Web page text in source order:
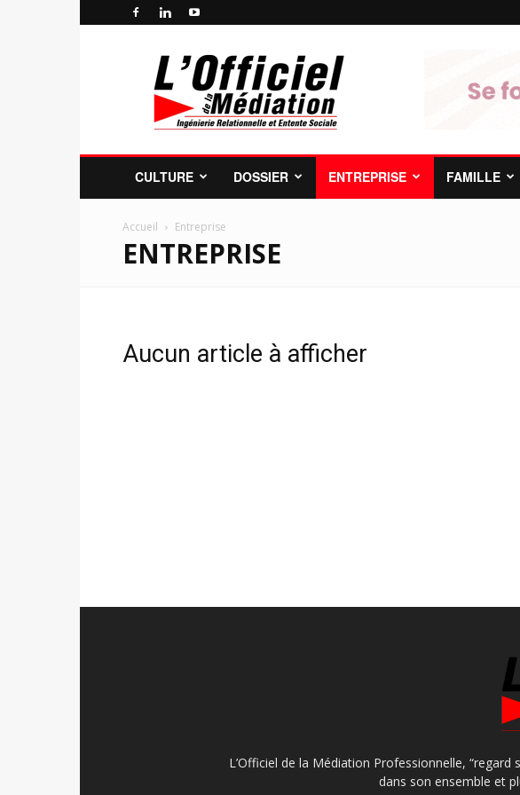
Officiel
Médiation
Professionnelle
et
de
Médiateur
CULTURE DOSSIER ENTREPRISE FAMILLE
Accueil Entreprise
ENTREPRISE
Aucun article à afficher
L’Officiel de la Médiation Professionnelle,
dans son ensemble et